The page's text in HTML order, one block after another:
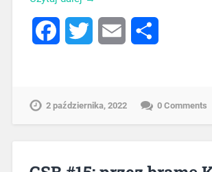
FacebookTwitter Email
2 października, 2022 0 Comments